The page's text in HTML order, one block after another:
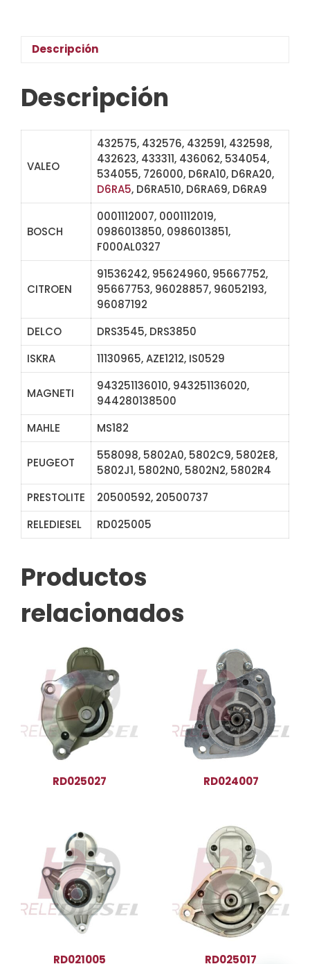
Descripción
Descripción
VALEO
432575, 432576, 432591, 432598,
432623, 433311, 436062, 534054,
534055, 726000, D6RA10, D6RA20,
D6RA5, D6RA510, D6RA69, D6RA9
BOSCH
0001112007, 0001112019,
0986013850, 0986013851,
F000AL0327
CITROEN
91536242, 95624960, 95667752,
95667753, 96028857, 96052193,
96087192
DELCO
DRS3545, DRS3850
ISKRA
11130965, AZE1212, IS0529
MAGNETI
943251136010, 943251136020,
944280138500
MAHLE
MS182
PEUGEOT
558098, 5802A0, 5802C9, 5802E8,
5802J1, 5802N0, 5802N2, 5802R4
PRESTOLITE
20500592, 20500737
RELEDIESEL
RD025005
Productos
relacionados
RD025027 RD024007
RD021005 RD025017